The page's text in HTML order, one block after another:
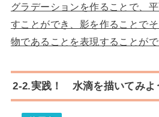
グラデーションを作ることで、
すことができ、影を作ることで
物であることを表現することがで
2-2.実践！ 水滴を描いてみよ